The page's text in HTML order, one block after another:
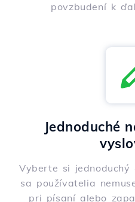
povzbudení k
Jednoduché
Vyberte si
sa používatelia
pri písaní alebo